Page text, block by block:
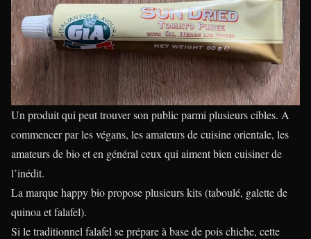
Un produit qui peut trouver son public parmi plusieurs cibles. A
commencer par les végans, les amateurs de cuisine orientale, les
amateurs de bio et en général ceux qui aiment bien cuisiner de
l’inédit.
La marque happy bio propose plusieurs kits (taboulé, galette de
quinoa et falafel).
Si le traditionnel falafel se prépare à base de pois chiche, cette